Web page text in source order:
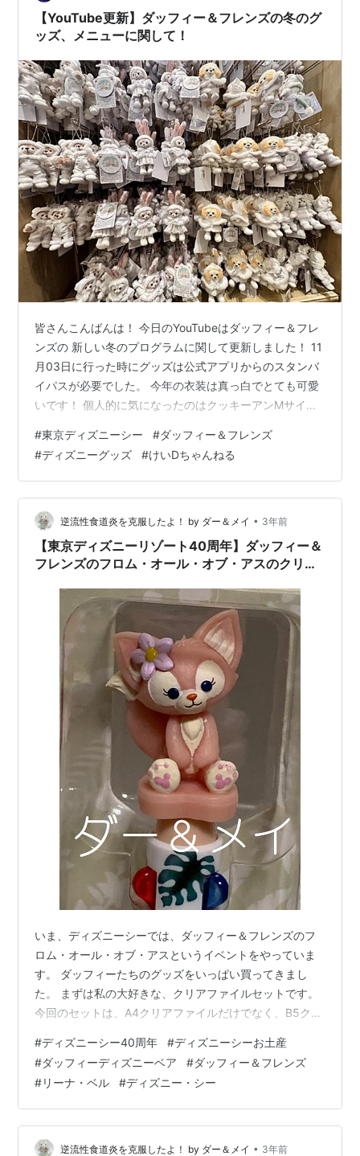
【YouTube更新】ダッフィー＆フレンズの冬のグ
ッズ、メニューに関して！
皆さんこんばんは！ 今日のYouTubeはダッフィー＆フレ
ンズの 新しい冬のプログラムに関して更新しました！ 11
月03日に行った時にグッズは公式アプリからのスタンバ
イパスが必要でした。 今年の衣装は真っ白でとても可愛
いです！ 個人的に気になったのはクッキーアンMサイ
アンのMサイズは初登場ですね！✨ 過去にもダッフィー
＆フレンズのMサイズのクリスマスはたくさん販売して
いましたが、後々欲しくなっても手に入れられず、貴重
品になることも多いので悩んでる方はお早めに💨 レスト
ランは特にスタンバイパスもなく、入りたい時には入れ
るスタンバイになってました…
#東京ディズニーシー #ダッフィー＆フレンズ
#ディズニーグッズ #けいDちゃんねる
逆流性食道炎を克服したよ！ by ダー＆メイ • 3年前
【東京ディズニーリゾート40周年】ダッフィー＆
フレンズのフロム・オール・オブ・アスのクリア
いま、ディズニーシーでは、ダッフィー＆フレンズのフ
ロム・オール・オブ・アスというイベントをやっていま
す。 ダッフィーたちのグッズをいっぱい買ってきまし
た。 まずは私の大好きな、クリアファイルセットです。
今回のセットは、A4クリアファイルだけでなく、B5クリ
クリアファイル以外は、あまり使い道がなく嬉しくない
のですが。 こちらは裏側。クリアフォルダーとチケット
ケースが見えます。 メモも可愛いです。ダッフィーなど
形取られていて、立てて使えます。 キツネの女の子のリ
ーナ・ベルの３色ペンです。ボールペンではなく、ジェ
ルタイプになります。これも人気です。 …
#ディズニーシー40周年 #ディズニーシーお土産
#ダッフィーディズニーベア #ダッフィー＆フレンズ
#リーナ・ベル #ディズニー・シー
逆流性食道炎を克服したよ！ by ダー＆メイ • 3年前